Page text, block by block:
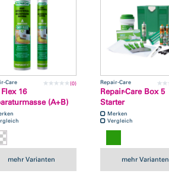
Care (0)
Flex 16
(A+B)
mehr Varianten
Repair-Care
Repair-Care Box 5
Starter
Merken
Vergleich
mehr Varianten